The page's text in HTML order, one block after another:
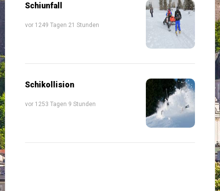
Schiunfall
vor 1249 Tagen 21 Stunden
Schikollision
vor 1253 Tagen 9 Stunden